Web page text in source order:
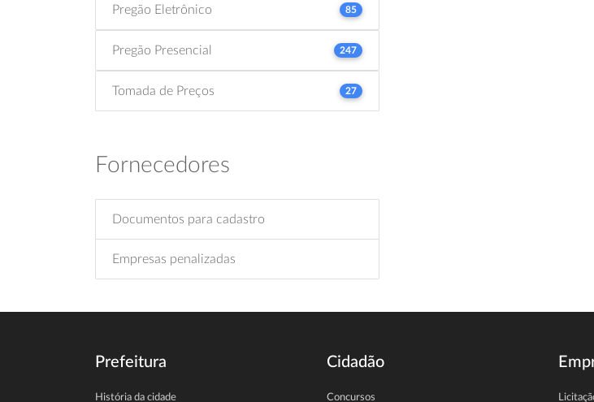
Pregão Eletrônico 85
Pregão Presencial 247
Tomada de Preços 27
Fornecedores
Documentos para cadastro
Empresas penalizadas
Prefeitura
História da cidade
Cidadão
Concursos